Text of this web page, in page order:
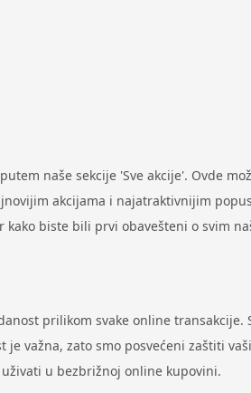
naše sekcije 'Sve akcije'. Ovde
akcijama i najatraktivnijim
biste bili prvi obavešteni o svim
prilikom svake online
je važna, zato smo posvećeni zaštiti
u bezbrižnoj online kupovini.